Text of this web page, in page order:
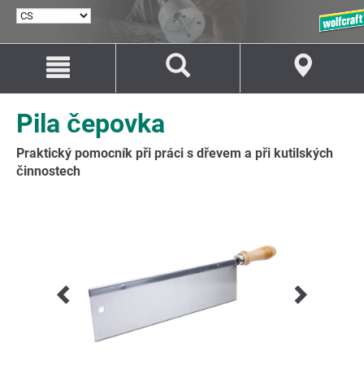
Obsah
Navigaci
Pila čepovka
Praktický pomocník při práci s dřevem a při kutilských
činnostech